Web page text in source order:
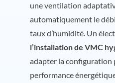
une ventilation
automatiquement le
taux d’humidité. Un
l’installation de VMC
adapter la configuration
performance